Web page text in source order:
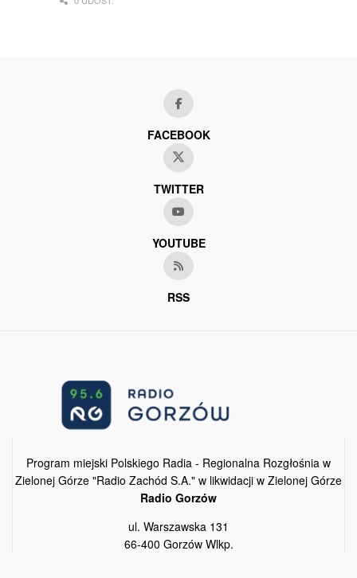
FACEBOOK
TWITTER
YOUTUBE
RSS
Program miejski Polskiego Radia - Regionalna Rozgłośnia w
Zielonej Górze "Radio Zachód S.A." w likwidacji w Zielonej Górze
Radio Gorzów
ul. Warszawska 131
66-400 Gorzów Wlkp.